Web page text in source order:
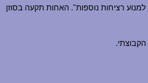
למנוע רציחות נוספות". האחות תקעה בסוזן